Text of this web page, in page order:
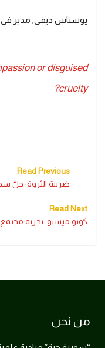
يوستاس ديفي, مدير
or disguised
cruelty?
Read Previous
ضريبة الثروة: حلّ
Read Next
كوتو ميستو: تجربة
من نحن